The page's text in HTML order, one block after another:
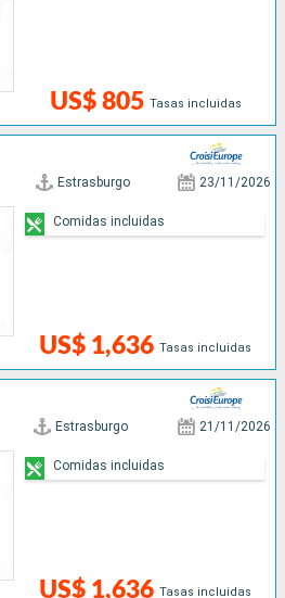
US$ 805 Tasas incluidas
Estrasburgo 23/11/2026
US$ 1,636 Tasas incluidas
Comidas incluidas
Estrasburgo 21/11/2026
US$ 1,636 Tasas incluidas
Comidas incluidas